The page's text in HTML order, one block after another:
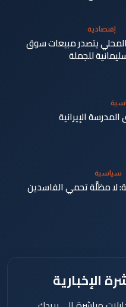
إقتصادية
يتصدر مبيعات سوق
للجملة
الإيرانية
سياسية
لا مظلَّة تحمي الفاسدين
الإخبارية